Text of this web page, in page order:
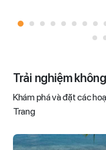
Trải nghiệm
Khám phá và đặt các
Trang